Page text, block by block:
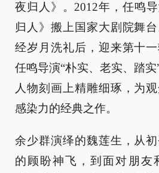
夜归人》。2012年，任鸣
归人》搬上国家大剧院舞
经岁月洗礼后，迎来第十
任鸣导演“朴实、老实、踏
人物刻画上精雕细琢，为
感染力的经典之作。
余少群演绎的魏莲生，从
的顾盼神飞，到面对朋友